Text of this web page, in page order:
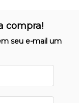
compra!
seu e-mail um